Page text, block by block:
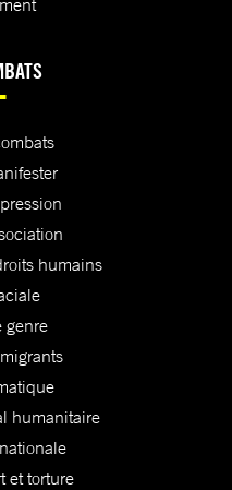
humains
genre
humanitaire
et torture